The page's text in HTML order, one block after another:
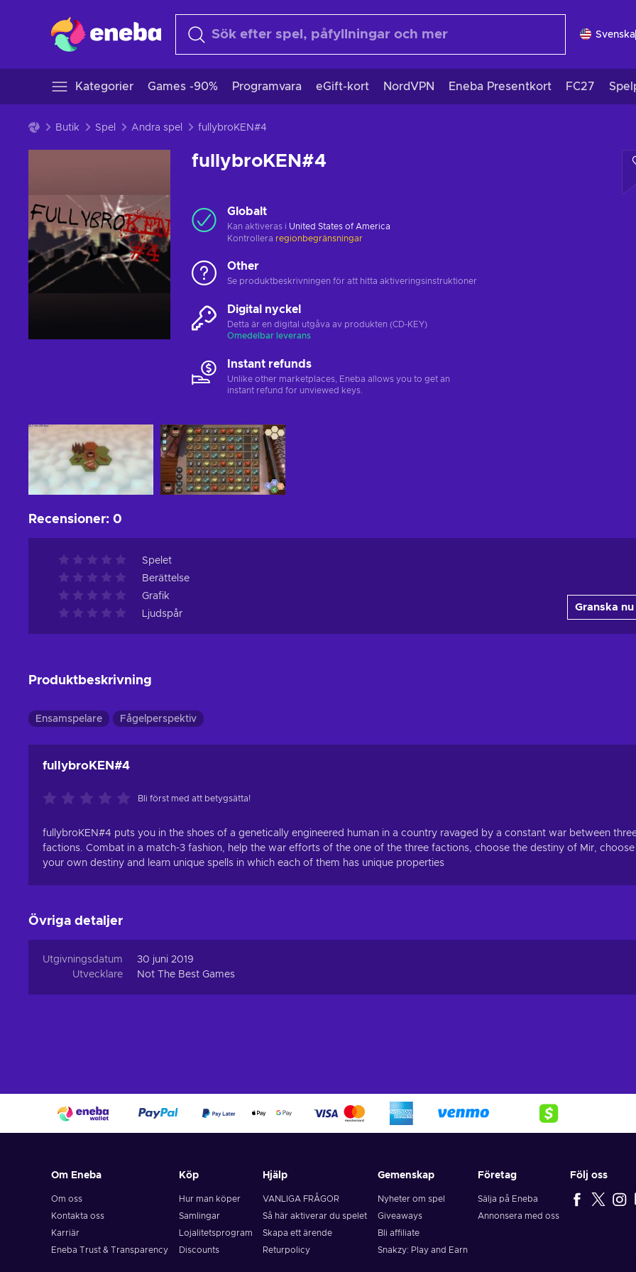
Svenska
Kategorier Games -90% Programvara eGift-kort NordVPN Eneba Presentkort FC27
Butik Spel Andra spel fullybroKEN#4
fullybroKEN#4
Globalt
Kan aktiveras i United States of America
Kontrollera regionbegränsningar
Other
Se produktbeskrivningen för att hitta aktiveringsinstruktioner
Digital nyckel
Detta är en digital utgåva av produkten (CD-KEY)
Omedelbar leverans
Instant refunds
Unlike other marketplaces, Eneba allows you to get an
instant refund for unviewed keys.
Recensioner: 0
Spelet
Berättelse
Grafik
Ljudspår
Granska nu
Produktbeskrivning
Ensamspelare Fågelperspektiv
fullybroKEN#4
Bli först med att betygsätta!
fullybroKEN#4 puts you in the shoes of a genetically engineered human in a country ravaged by a constant war between
factions. Combat in a match-3 fashion, help the war efforts of the one of the three factions, choose the destiny of Mir, choose
your own destiny and learn unique spells in which each of them has unique properties
Övriga detaljer
Utgivningsdatum
30 juni 2019
Utvecklare
Not The Best Games
Om Eneba
Om oss
Kontakta oss
Karriär
Eneba Trust & Transparency
Köp
Hur man köper
Samlingar
Lojalitetsprogram
Discounts
Hjälp
VANLIGA FRÅGOR
Så här aktiverar du spelet
Skapa ett ärende
Returpolicy
Gemenskap
Nyheter om spel
Giveaways
Bli affiliate
Snakzy: Play and Earn
Företag
Sälja på Eneba
Annonsera med oss
Följ oss